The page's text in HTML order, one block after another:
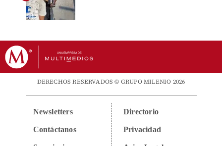
DERECHOS RESERVADOS © GRUPO MILENIO 2026
Newsletters
Contáctanos
Directorio
Privacidad